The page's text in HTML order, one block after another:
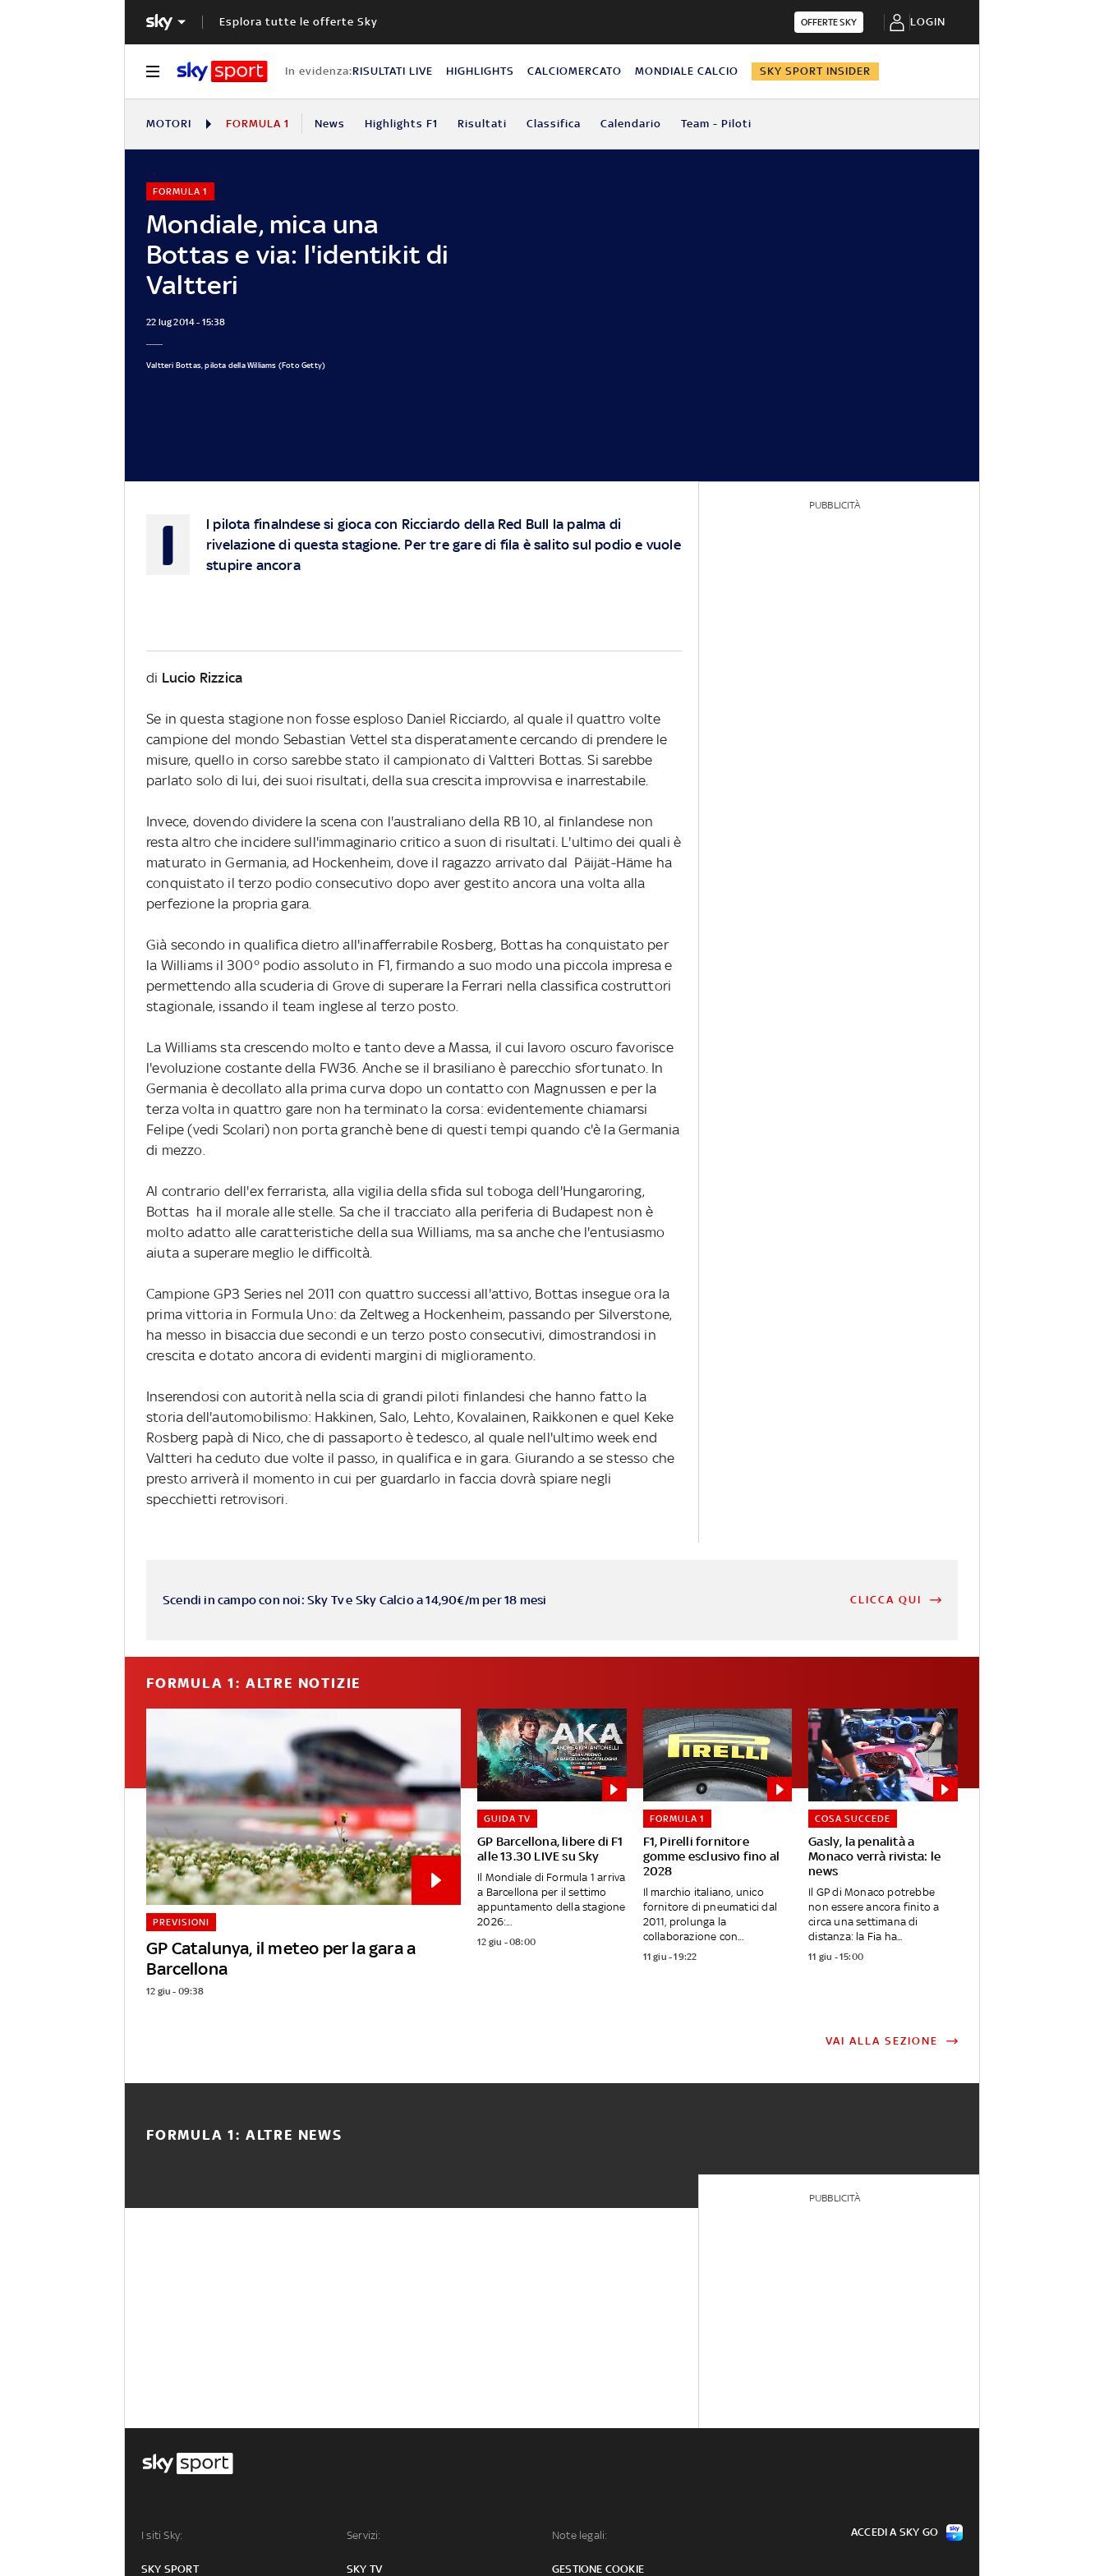
Esplora tutte le offerte Sky OFFERTE SKY LOGIN
In evidenza:RISULTATI LIVE HIGHLIGHTS CALCIOMERCATO MONDIALE CALCIO SKY SPORT INSIDER
MOTORI FORMULA 1 News Highlights F1 Risultati Classifica Calendario Team - Piloti
Mondiale, mica una
Bottas e via: l'identikit di
Valtteri
FORMULA 1
22 lug 2014 - 15:38
Valtteri Bottas, pilota della Williams (Foto Getty)
I l pilota finalndesesi gioca con Ricciardo della Red Bull la palma di
rivelazione di questa stagione. Per tre gare di fila è salito sul podio e vuole
stupire ancora
di Lucio Rizzica
Se in questa stagione non fosse esploso Daniel Ricciardo, al quale il quattro volte
campione del mondo Sebastian Vettel sta disperatamente cercando di prendere le
misure, quello in corso sarebbe stato il campionato di Valtteri Bottas. Si sarebbe
parlato solo di lui, dei suoi risultati, della sua crescita improvvisa e inarrestabile.
Invece, dovendo dividere la scena con l'australiano della RB 10, al finlandese non
resta altro che incidere sull'immaginario critico a suon di risultati. L'ultimo dei quali è
maturato in Germania, ad Hockenheim, dove il ragazzo arrivato dal Päijät-Häme ha
conquistato il terzo podio consecutivo dopo aver gestito ancora una volta alla
perfezione la propria gara.
Già secondo in qualifica dietro all'inafferrabile Rosberg, Bottas ha conquistato per
la Williams il 300° podio assoluto in F1, firmando a suo modo una piccola impresa e
permettendo alla scuderia di Grove di superare la Ferrari nella classifica costruttori
stagionale, issando il team inglese al terzo posto.
La Williams sta crescendo molto e tanto deve a Massa, il cui lavoro oscuro favorisce
l'evoluzione costante della FW36. Anche se il brasiliano è parecchio sfortunato. In
Germania è decollato alla prima curva dopo un contatto con Magnussen e per la
terza volta in quattro gare non ha terminato la corsa: evidentemente chiamarsi
Felipe (vedi Scolari) non porta granchè bene di questi tempi quando c'è la Germania
di mezzo.
Al contrario dell'ex ferrarista, alla vigilia della sfida sul toboga dell'Hungaroring,
Bottas ha il morale alle stelle. Sa che il tracciato alla periferia di Budapest non è
molto adatto alle caratteristiche della sua Williams, ma sa anche che l'entusiasmo
aiuta a superare meglio le difficoltà.
Campione GP3 Series nel 2011 con quattro successi all'attivo, Bottas insegue ora la
prima vittoria in Formula Uno: da Zeltweg a Hockenheim, passando per Silverstone,
ha messo in bisaccia due secondi e un terzo posto consecutivi, dimostrandosi in
crescita e dotato ancora di evidenti margini di miglioramento.
Inserendosi con autorità nella scia di grandi piloti finlandesi che hanno fatto la
storia dell'automobilismo: Hakkinen, Salo, Lehto, Kovalainen, Raikkonen e quel Keke
Rosberg papà di Nico, che di passaporto è tedesco, al quale nell'ultimo week end
Valtteri ha ceduto due volte il passo, in qualifica e in gara. Giurando a se stesso che
presto arriverà il momento in cui per guardarlo in faccia dovrà spiare negli
specchietti retrovisori.
PUBBLICITÀ
Scendi in campo con noi: Sky Tv e Sky Calcio a 14,90€/m per 18 mesi CLICCA QUI
FORMULA 1: ALTRE NOTIZIE
GP Catalunya, il meteo per la gara a
Barcellona
PREVISIONI
12 giu - 09:38
GP Barcellona, libere di F1
alle 13.30 LIVE su Sky
GUIDA TV
Il Mondiale di Formula 1 arriva
a Barcellona per il settimo
appuntamento della stagione
2026:...
12 giu - 08:00
F1, Pirelli fornitore
gomme esclusivo fino al
2028
FORMULA 1
Il marchio italiano, unico
fornitore di pneumatici dal
2011, prolunga la
collaborazione con...
11 giu - 19:22
Gasly, la penalità a
Monaco verrà rivista: le
news
COSA SUCCEDE
Il GP di Monaco potrebbe
non essere ancora finito a
circa una settimana di
distanza: la Fia ha...
11 giu - 15:00
VAI ALLA SEZIONE
FORMULA 1: ALTRE NEWS
PUBBLICITÀ
I siti Sky:
SKY SPORT
Servizi:
SKY TV
Note legali:
GESTIONE COOKIE
ACCEDI A SKY GO